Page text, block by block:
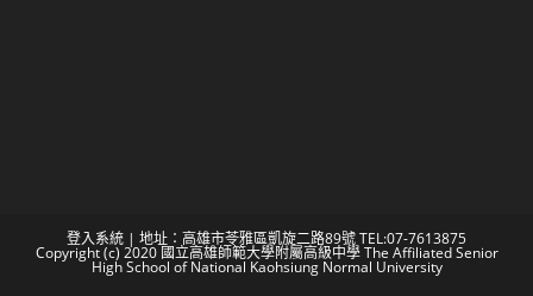
登入系統 | 地址：高雄市苓雅區凱旋二路89號 TEL:07-7613875
Copyright (c) 2020 國立高雄師範大學附屬高級中學 The Affiliated Senior
High School of National Kaohsiung Normal University